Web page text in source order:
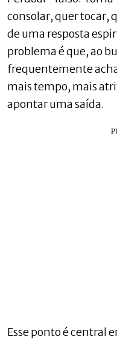
consolar, quer tocar,
de uma resposta
problema é que, ao
frequentemente
mais tempo, mais
apontar uma saída.
Esse ponto é central